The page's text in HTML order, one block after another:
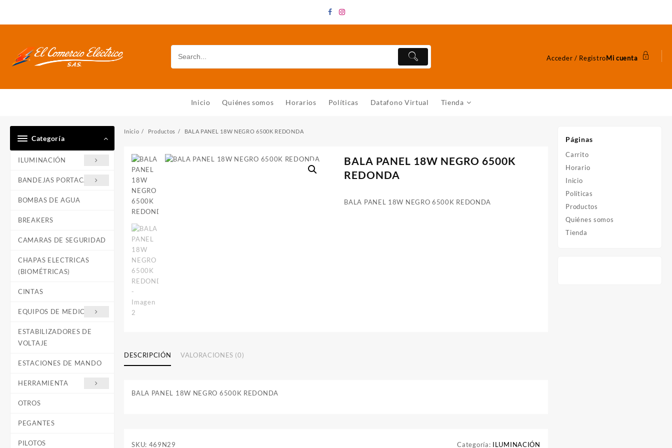
contenido
Acceder / RegistroMi cuenta
Inicio Quiénes somos Horarios Políticas Datafono Virtual Tienda
Categoría
ILUMINACIÓN
BANDEJAS PORTACABLE
BOMBAS DE AGUA
BREAKERS
CAMARAS DE SEGURIDAD
CHAPAS ELECTRICAS
(BIOMÉTRICAS)
CINTAS
EQUIPOS DE MEDICIÓN
ESTABILIZADORES DE
VOLTAJE
ESTACIONES DE MANDO
HERRAMIENTA
OTROS
PEGANTES
PILOTOS
Inicio Productos BALA PANEL 18W NEGRO 6500K REDONDA
BALA PANEL 18W NEGRO 6500K
REDONDA
BALA PANEL 18W NEGRO 6500K REDONDA
DESCRIPCIÓN VALORACIONES (0)
BALA PANEL 18W NEGRO 6500K REDONDA
SKU: 469N29 Categoría: ILUMINACIÓN
Páginas
Carrito
Horario
Inicio
Políticas
Productos
Quiénes somos
Tienda